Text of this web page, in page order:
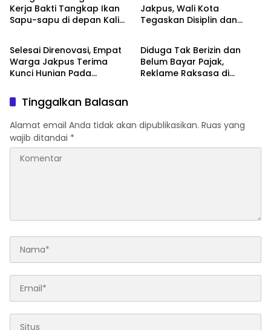
Kerja Bakti Tangkap Ikan
Sapu-sapu di depan Kali
Jakpus, Wali Kota
Tegaskan Disiplin dan
Walikota Jakarta Pusat
Selesai Direnovasi, Empat
Warga Jakpus Terima
Kunci Hunian Pada
Walikota Jakarta Pusat
Diduga Tak Berizin dan
Belum Bayar Pajak,
Reklame Raksasa di
Tinggalkan Balasan
Alamat email Anda tidak akan dipublikasikan. Ruas yang
wajib ditandai *